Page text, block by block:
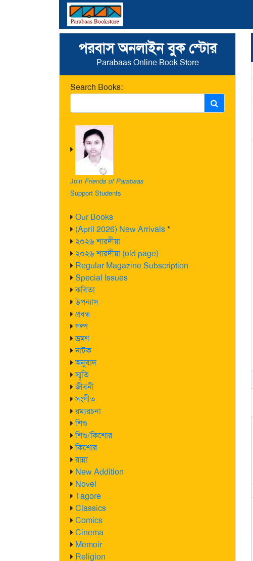
পরবাস অনলাইন বুক স্টোর
Parabaas Online Book Store
Search Books:
Join Friends of Parabaas
Support Students
Our Books
(April 2026) New Arrivals*
২০২৬ শারদীয়া
২০২৬ শারদীয়া (old page)
Regular Magazine Subscription
Special Issues
কবিতা
উপন্যাস
প্রবন্ধ
গল্প
ভ্রমণ
নাটক
অনুবাদ
স্মৃতি
জীবনী
সংগীত
রম্যরচনা
শিশু
শিশু/কিশোর
কিশোর
রান্না
New Addition
Novel
Tagore
Classics
Comics
Cinema
Memoir
Religion